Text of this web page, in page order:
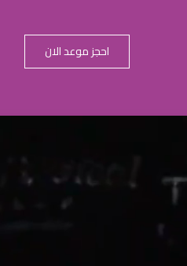
احجز موعد الان